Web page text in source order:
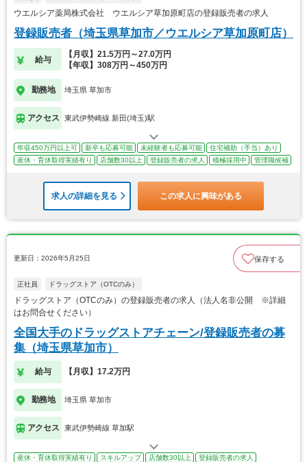
ウエルシア薬局株式会社 ウエルシア草加原町店の登録販売者の求人
登録販売者（埼玉県草加市／ウエルシア草加原町店）
給与
【月収】21.5万円～27.0万円
【年収】308万円～450万円
勤務地 埼玉県 草加市
アクセス 東武伊勢崎線 新田(埼玉)駅
年収450万円以上可 新卒も応募可能 未経験者も応募可能
住宅補助（手当）あり
産休・育休取得実績有り
店舗数30以上 登録販売者の求人 積極採用中 管理職候補
求人の詳細を見る この求人に興味がある
更新日：2026年5月25日 保存する
正社員 ドラッグストア（OTCのみ）
ドラッグストア（OTCのみ）の登録販売者の求人（法人名非公開 ※詳細
はお問合せください）
全国大手のドラッグストアチェーン/登録販売者の募
集（埼玉県草加市）
給与 【月収】17.2万円
勤務地 埼玉県 草加市
アクセス 東武伊勢崎線 草加駅
産休・育休取得実績有り スキルアップ 店舗数30以上
登録販売者の求人